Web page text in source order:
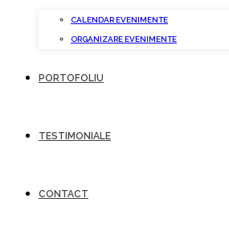
CALENDAR EVENIMENTE
ORGANIZARE EVENIMENTE
PORTOFOLIU
TESTIMONIALE
CONTACT